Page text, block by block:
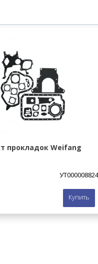
прокладок Weifang
УТ000008824
Купить